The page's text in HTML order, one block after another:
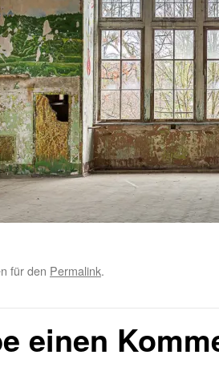
für den Permalink.
einen